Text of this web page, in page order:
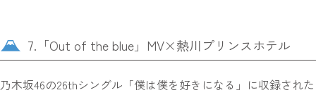
7.「Out of the blue」MV×熱川プリンスホテル
乃木坂46の26thシングル「僕は僕を好きになる」に収録された